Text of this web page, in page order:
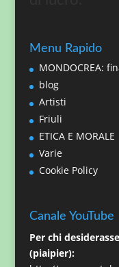
Menu Rapido
MONDOCREA:
blog
Artisti
Friuli
ETICA E MORALE
Varie
Cookie Policy
Canale YouTube
Per chi
(piaipier):